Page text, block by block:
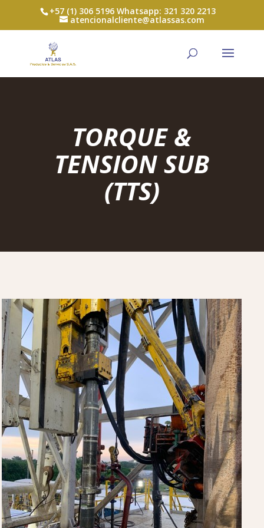
+57 (1) 306 5196 Whatsapp: 321 320 2213
atencionalcliente@atlassas.com
TORQUE &
TENSION SUB
(TTS)